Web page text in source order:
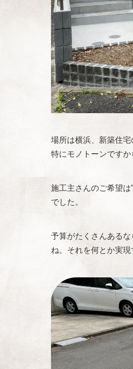
場所は横浜、新築住
特にモノトーンですか
施工主さんのご希望
でした。
予算がたくさんある
ね。それを何とか実現